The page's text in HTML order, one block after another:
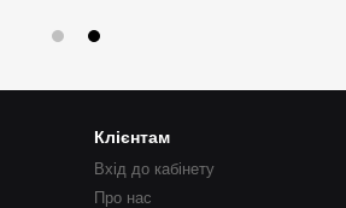
Клієнтам
Вхід до кабінету
Про нас